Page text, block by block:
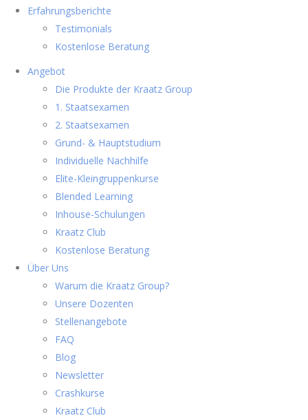
Erfahrungsberichte
Testimonials
Kostenlose Beratung
Angebot
Die Produkte der Kraatz Group
1. Staatsexamen
2. Staatsexamen
Grund- & Hauptstudium
Individuelle Nachhilfe
Elite-Kleingruppenkurse
Blended Learning
Inhouse-Schulungen
Kraatz Club
Kostenlose Beratung
Über Uns
Warum die Kraatz Group?
Unsere Dozenten
Stellenangebote
FAQ
Blog
Newsletter
Crashkurse
Kraatz Club